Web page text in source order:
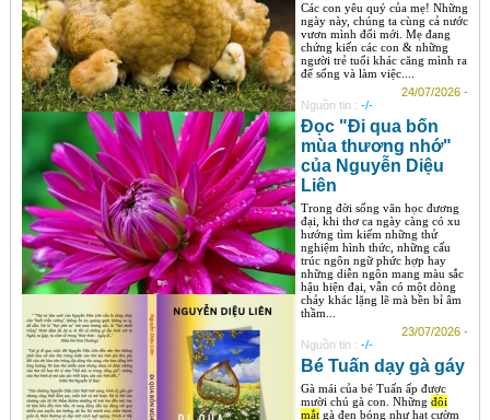
Các con yêu quý của mẹ! Những
ngày này, chúng ta cùng cả nước
vươn mình đổi mới. Mẹ đang
chứng kiến các con & những
người trẻ tuổi khác căng mình ra
để sống và làm việc....
24/07/2026 -
Nguồn tin : -/-
Đọc "Đi qua bốn
mùa thương nhớ"
của Nguyễn Diệu
Liên
Trong đời sống văn học đương
đại, khi thơ ca ngày càng có xu
hướng tìm kiếm những thử
nghiệm hình thức, những cấu
trúc ngôn ngữ phức hợp hay
những diễn ngôn mang màu sắc
hậu hiện đại, vẫn có một dòng
chảy khác lặng lẽ mà bền bỉ âm
thầm...
23/07/2026 -
Nguồn tin : -/-
Bé Tuấn dạy gà gáy
Gà mái của bé Tuấn ấp được
mười chú gà con. Những đôi
mắtgà đen bóng như hạt cườm